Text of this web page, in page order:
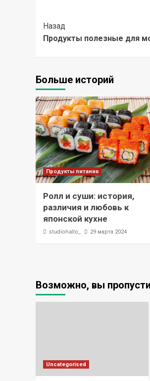
Post
Navigation
Назад
Продукты полезные для
Больше историй
Продукты питания
Ролл и суши: история,
различия и любовь к
японской кухне
studiohallo_ 29 марта 2024
Возможно, вы
Uncategorised